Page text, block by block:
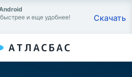
и еще удобнее!
Скачать